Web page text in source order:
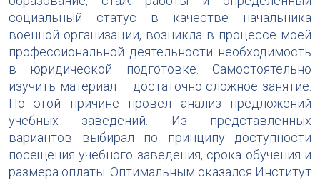
социальный статус в качестве начальника
военной организации, возникла в процессе моей
профессиональной деятельности необходимость
в юридической подготовке. Самостоятельно
изучить материал – достаточно сложное занятие.
По этой причине провел анализ предложений
учебных заведений. Из представленных
вариантов выбирал по принципу доступности
посещения учебного заведения, срока обучения и
размера оплаты. Оптимальным оказался Институт